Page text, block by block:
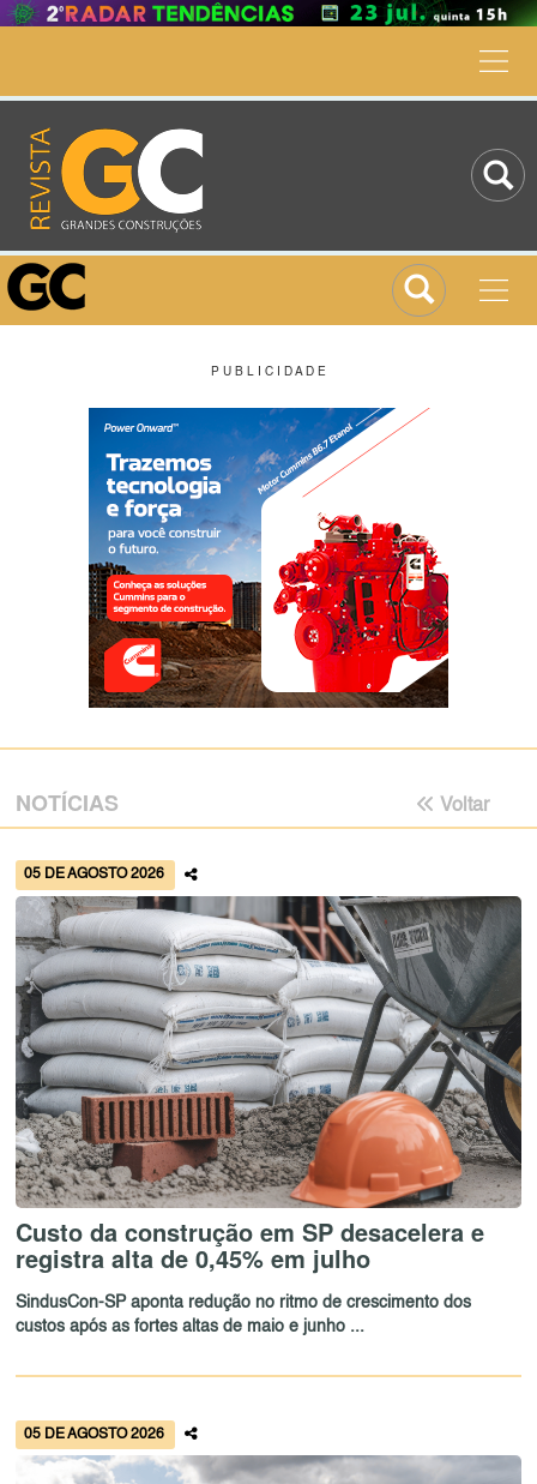
P U B L I C I D A D E
NOTÍCIAS Voltar
05 DE AGOSTO 2026
Custo da construção em SP desacelera e
registra alta de 0,45% em julho
SindusCon-SP aponta redução no ritmo de crescimento dos
custos após as fortes altas de maio e junho ...
05 DE AGOSTO 2026